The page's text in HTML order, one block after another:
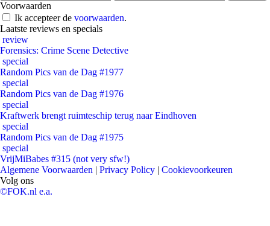
Voorwaarden
Ik accepteer de voorwaarden.
Laatste reviews en specials
review
Forensics: Crime Scene Detective
special
Random Pics van de Dag #1977
special
Random Pics van de Dag #1976
special
Kraftwerk brengt ruimteschip terug naar Eindhoven
special
Random Pics van de Dag #1975
special
VrijMiBabes #315 (not very sfw!)
Algemene Voorwaarden | Privacy Policy | Cookievoorkeuren
Volg ons
©FOK.nl e.a.